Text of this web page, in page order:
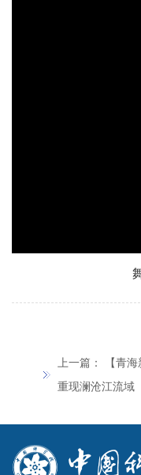
上一篇：
【青
重现澜沧江流域